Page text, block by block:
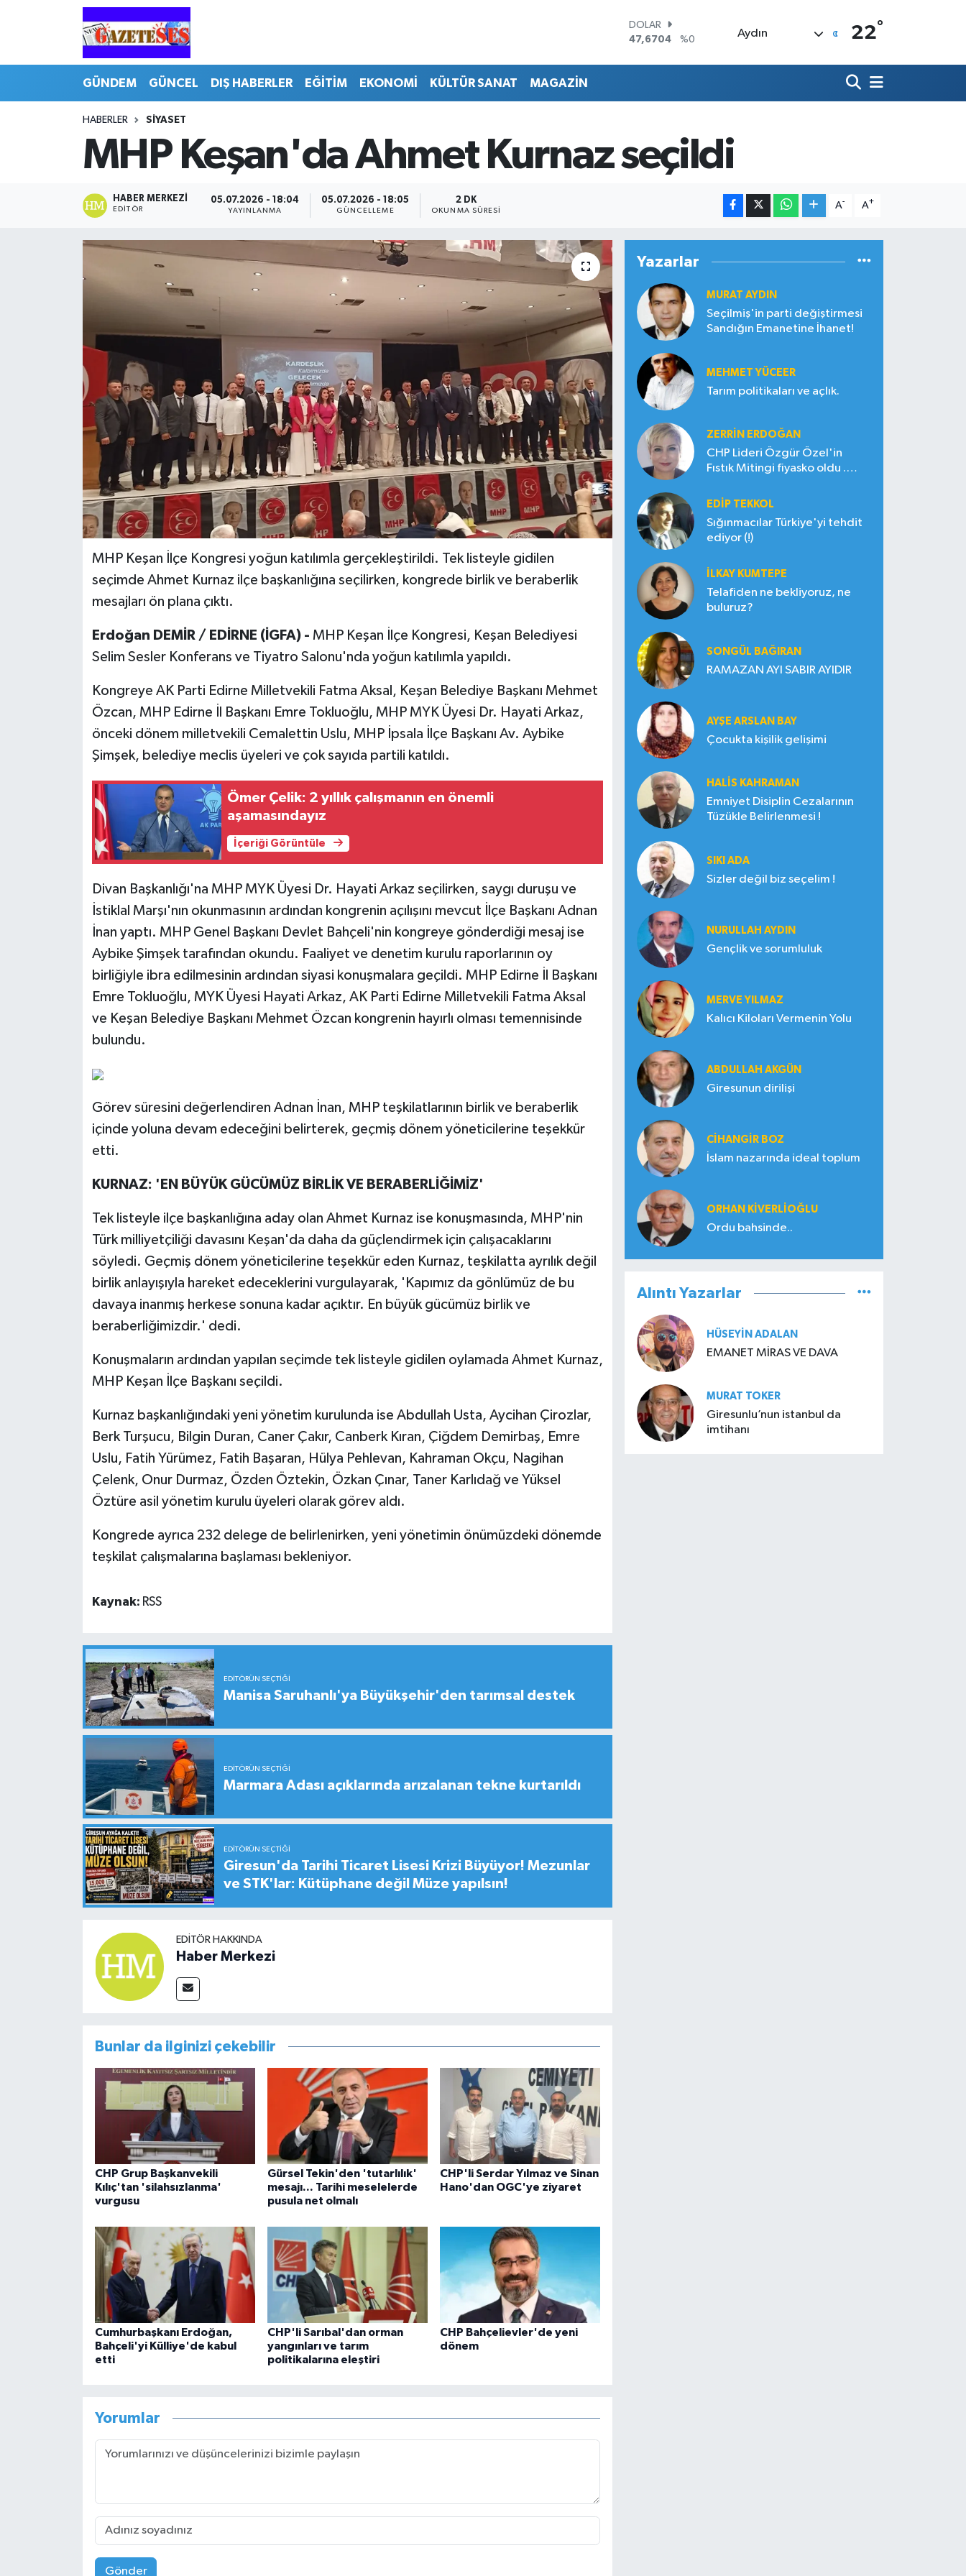
DOLAR
47,6704
%0
13.799
%70
BITCOIN
Aydın 22°
GÜNDEM GÜNCEL DIŞ HABERLER EĞİTİM EKONOMİ KÜLTÜR SANAT MAGAZİN
HABERLER SİYASET
MHP Keşan'da Ahmet Kurnaz seçildi
HABER MERKEZI
EDITÖR
05.07.2026 - 18:04
YAYINLANMA
05.07.2026 - 18:05
GÜNCELLEME
2 DK
OKUNMA SÜRESI
A- A+
MHP Keşan İlçe Kongresi yoğun katılımla gerçekleştirildi. Tek listeyle gidilen
seçimde Ahmet Kurnaz ilçe başkanlığına seçilirken, kongrede birlik ve beraberlik
mesajları ön plana çıktı.
Erdoğan DEMİR / EDİRNE (İGFA) - MHP Keşan İlçe Kongresi, Keşan Belediyesi
Selim Sesler Konferans ve Tiyatro Salonu'nda yoğun katılımla yapıldı.
Kongreye AK Parti Edirne Milletvekili Fatma Aksal, Keşan Belediye Başkanı Mehmet
Özcan, MHP Edirne İl Başkanı Emre Tokluoğlu, MHP MYK Üyesi Dr. Hayati Arkaz,
önceki dönem milletvekili Cemalettin Uslu, MHP İpsala İlçe Başkanı Av. Aybike
Şimşek, belediye meclis üyeleri ve çok sayıda partili katıldı.
Ömer Çelik: 2 yıllık çalışmanın en önemli
aşamasındayız
İçeriği Görüntüle
Divan Başkanlığı'na MHP MYK Üyesi Dr. Hayati Arkaz seçilirken, saygı duruşu ve
İstiklal Marşı'nın okunmasının ardından kongrenin açılışını mevcut İlçe Başkanı Adnan
İnan yaptı. MHP Genel Başkanı Devlet Bahçeli'nin kongreye gönderdiği mesaj ise
Aybike Şimşek tarafından okundu. Faaliyet ve denetim kurulu raporlarının oy
birliğiyle ibra edilmesinin ardından siyasi konuşmalara geçildi. MHP Edirne İl Başkanı
Emre Tokluoğlu, MYK Üyesi Hayati Arkaz, AK Parti Edirne Milletvekili Fatma Aksal
ve Keşan Belediye Başkanı Mehmet Özcan kongrenin hayırlı olması temennisinde
bulundu.
Görev süresini değerlendiren Adnan İnan, MHP teşkilatlarının birlik ve beraberlik
içinde yoluna devam edeceğini belirterek, geçmiş dönem yöneticilerine teşekkür
etti.
KURNAZ: 'EN BÜYÜK GÜCÜMÜZ BİRLİK VE BERABERLİĞİMİZ'
Tek listeyle ilçe başkanlığına aday olan Ahmet Kurnaz ise konuşmasında, MHP'nin
Türk milliyetçiliği davasını Keşan'da daha da güçlendirmek için çalışacaklarını
söyledi. Geçmiş dönem yöneticilerine teşekkür eden Kurnaz, teşkilatta ayrılık değil
birlik anlayışıyla hareket edeceklerini vurgulayarak, 'Kapımız da gönlümüz de bu
davaya inanmış herkese sonuna kadar açıktır. En büyük gücümüz birlik ve
beraberliğimizdir.' dedi.
Konuşmaların ardından yapılan seçimde tek listeyle gidilen oylamada Ahmet Kurnaz,
MHP Keşan İlçe Başkanı seçildi.
Kurnaz başkanlığındaki yeni yönetim kurulunda ise Abdullah Usta, Aycihan Çirozlar,
Berk Turşucu, Bilgin Duran, Caner Çakır, Canberk Kıran, Çiğdem Demirbaş, Emre
Uslu, Fatih Yürümez, Fatih Başaran, Hülya Pehlevan, Kahraman Okçu, Nagihan
Çelenk, Onur Durmaz, Özden Öztekin, Özkan Çınar, Taner Karlıdağ ve Yüksel
Öztüre asil yönetim kurulu üyeleri olarak görev aldı.
Kongrede ayrıca 232 delege de belirlenirken, yeni yönetimin önümüzdeki dönemde
teşkilat çalışmalarına başlaması bekleniyor.
Kaynak: RSS
EDITÖRÜN SEÇTIĞI
Manisa Saruhanlı'ya Büyükşehir'den tarımsal destek
EDITÖRÜN SEÇTIĞI
Marmara Adası açıklarında arızalanan tekne kurtarıldı
EDITÖRÜN SEÇTIĞI
Giresun'da Tarihi Ticaret Lisesi Krizi Büyüyor! Mezunlar
ve STK'lar: Kütüphane değil Müze yapılsın!
EDITÖR HAKKINDA
Haber Merkezi
Bunlar da ilginizi çekebilir
CHP Grup Başkanvekili
Kılıç'tan 'silahsızlanma'
vurgusu
Gürsel Tekin'den 'tutarlılık'
mesajı... Tarihi meselelerde
pusula net olmalı
CHP'li Serdar Yılmaz ve Sinan
Hano'dan OGC'ye ziyaret
Cumhurbaşkanı Erdoğan,
Bahçeli'yi Külliye'de kabul
etti
CHP'li Sarıbal'dan orman
yangınları ve tarım
politikalarına eleştiri
CHP Bahçelievler'de yeni
dönem
Yorumlar
Gönder
Yazarlar
MURAT AYDIN
Seçilmiş'in parti değiştirmesi
Sandığın Emanetine İhanet!
MEHMET YÜCEER
Tarım politikaları ve açlık.
ZERRIN ERDOĞAN
CHP Lideri Özgür Özel'in
Fıstık Mitingi fiyasko oldu .
EDIP TEKKOL
Sığınmacılar Türkiye'yi tehdit
ediyor (!)
İLKAY KUMTEPE
Telafiden ne bekliyoruz, ne
buluruz?
SONGÜL BAĞIRAN
RAMAZAN AYI SABIR AYIDIR
AYŞE ARSLAN BAY
Çocukta kişilik gelişimi
HALIS KAHRAMAN
Emniyet Disiplin Cezalarının
Tüzükle Belirlenmesi !
SIKI ADA
Sizler değil biz seçelim !
NURULLAH AYDIN
Gençlik ve sorumluluk
MERVE YILMAZ
Kalıcı Kiloları Vermenin Yolu
ABDULLAH AKGÜN
Giresunun dirilişi
CIHANGIR BOZ
İslam nazarında ideal toplum
ORHAN KIVERLIOĞLU
Ordu bahsinde..
Alıntı Yazarlar
HÜSEYIN ADALAN
EMANET MİRAS VE DAVA
MURAT TOKER
Giresunlu’nun istanbul da
imtihanı